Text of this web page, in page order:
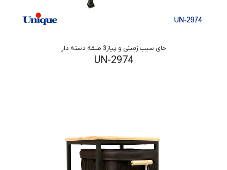
جای سیب زمینی و پیاز3 طبقه دسته دار
UN-2974